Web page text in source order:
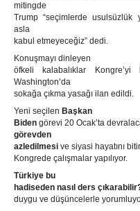
mitingde
Trump “seçimlerde usulsüzlük
asla
kabul etmeyeceğiz” dedi.
Konuşmayı dinleyen
öfkeli kalabalıklar
Washington’da
sokağa çıkma yasağı ilan edildi.
Yeni seçilen Başkan
Biden görevi 20 Ocak’ta
görevden
azledilmesi ve siyasi hayatını
Kongrede çalışmalar yapılıyor.
Türkiye bu
hadiseden nasıl ders
duygu ve düşüncelerle